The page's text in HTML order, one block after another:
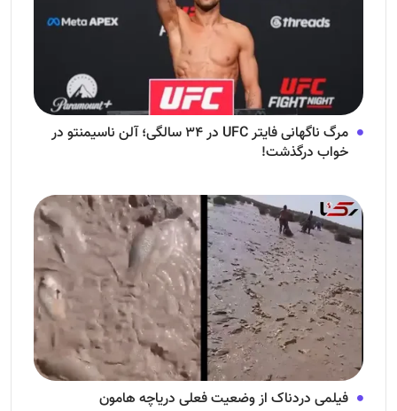
مرگ ناگهانی فایتر UFC در ۳۴ سالگی؛ آلن ناسیمنتو در
خواب درگذشت!
فیلمی دردناک از وضعیت فعلی دریاچه هامون